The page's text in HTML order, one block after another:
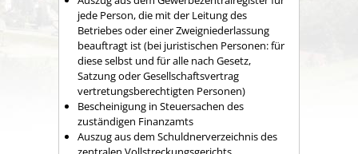
jede Person, die mit der Leitung des
Betriebes oder einer Zweigniederlassung
beauftragt ist (bei juristischen Personen: für
diese selbst und für alle nach Gesetz,
Satzung oder Gesellschaftsvertrag
vertretungsberechtigten Personen)
Bescheinigung in Steuersachen des
zuständigen Finanzamts
Auszug aus dem Schuldnerverzeichnis des